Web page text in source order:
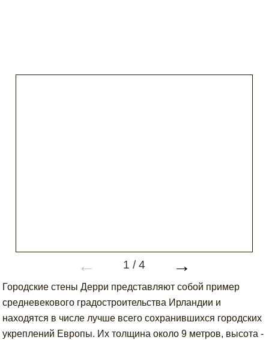
← 1 /4 →
Городские стены Дерри представляют собой пример
средневекового градостроительства Ирландии и
находятся в числе лучше всего сохранившихся городских
укреплений Европы. Их толщина около 9 метров, высота -